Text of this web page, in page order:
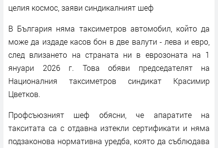
целия космос, заяви синдикалният шеф
В България няма таксиметров автомобил, който да
може да издаде касов бон в две валути - лева и евро,
след влизането на страната ни в еврозоната на 1
януари 2026 г. Това обяви председателят на
Националния таксиметров синдикат Красимир
Цветков.
Профсъюзният шеф обясни, че апаратите на
такситата са с отдавна изтекли сертификати и няма
подзаконова нормативна уредба, която да съблюдава